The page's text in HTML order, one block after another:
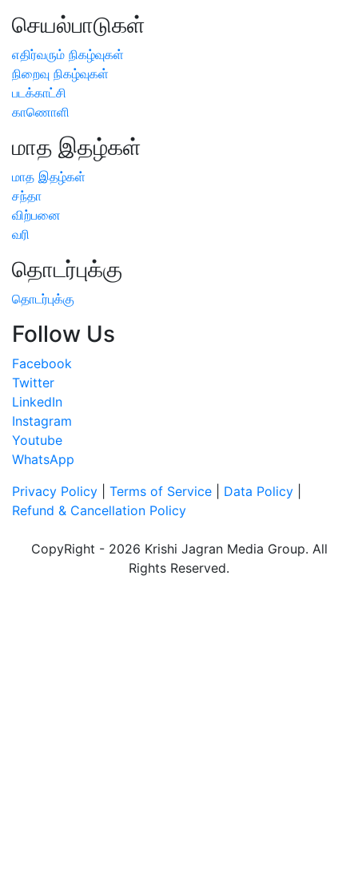
செயல்பாடுகள்
எதிர்வரும் நிகழ்வுகள்
நிறைவு நிகழ்வுகள்
படக்காட்சி
காணொளி
மாத இதழ்கள்
மாத இதழ்கள்
சந்தா
விற்பனை
வரி
தொடர்புக்கு
தொடர்புக்கு
Follow Us
Facebook
Twitter
LinkedIn
Instagram
Youtube
WhatsApp
Privacy Policy
Terms of Service Data Policy
Refund & Cancellation Policy
CopyRight - 2026 Krishi Jagran Media Group. All
Rights Reserved.